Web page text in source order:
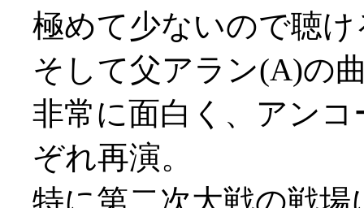
極めて少ないので聴
そして父アラン(A)の
非常に面白く、アン
ぞれ再演。
特に第二次大戦の戦